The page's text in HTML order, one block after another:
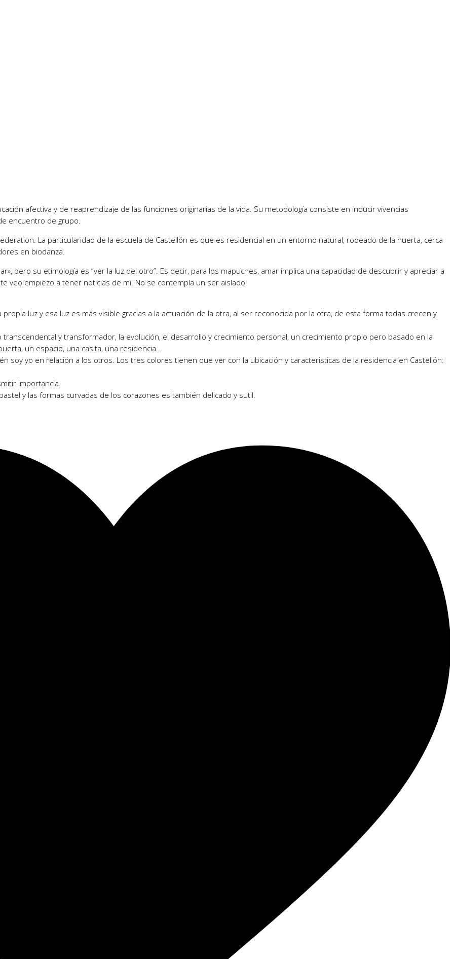
afectiva y de reaprendizaje de las funciones originarias de la vida. Su metodología consiste en inducir vivencias
encuentro de grupo.
La particularidad de la escuela de Castellón es que es residencial en un entorno natural, rodeado de la huerta, cerca
en biodanza.
pero su etimología es “ver la luz del otro”. Es decir, para los mapuches, amar implica una capacidad de descubrir y apreciar a
veo empiezo a tener noticias de mi. No se contempla un ser aislado.
luz y esa luz es más visible gracias a la actuación de la otra, al ser reconocida por la otra, de esta forma todas crecen y
y transformador, la evolución, el desarrollo y crecimiento personal, un crecimiento propio pero basado en la
un espacio, una casita, una residencia…
soy yo en relación a los otros. Los tres colores tienen que ver con la ubicación y caracteristicas de la residencia en Castellón:
importancia.
y las formas curvadas de los corazones es también delicado y sutil.